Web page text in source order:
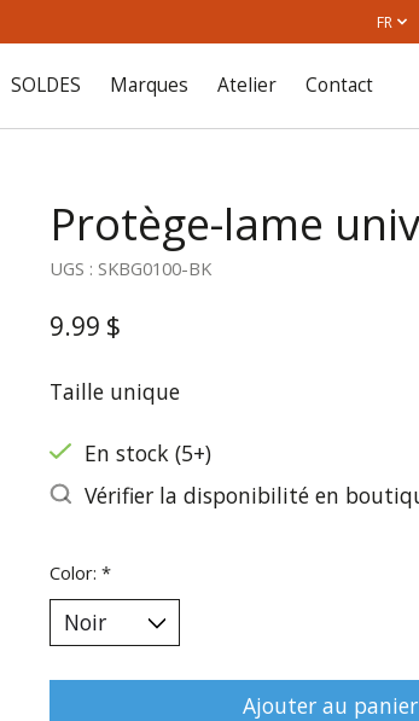
FR
SOLDES Marques Atelier Contact
Protège-lame
UGS : SKBG0100-BK
9.99 $
Taille unique
En stock (5+)
Vérifier la disponibilité en
Color: *
Ajouter au panier